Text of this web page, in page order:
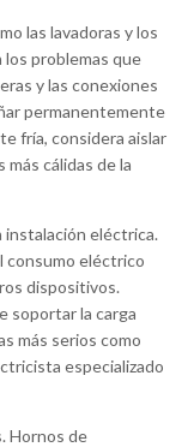
las lavadoras y los
los problemas que
y las conexiones
permanentemente
fría, considera aislar
cálidas de la
instalación eléctrica.
consumo eléctrico
dispositivos.
soportar la carga
más serios como
especializado
Hornos de